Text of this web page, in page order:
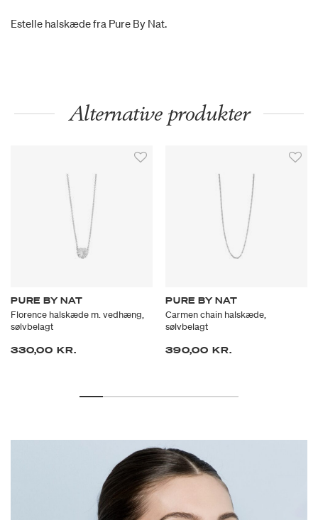
Estelle halskæde fra Pure By Nat.
Alternative produkter
PURE BY NAT
Florence halskæde m. vedhæng,
sølvbelagt
330,00 KR.
PURE BY NAT
Carmen chain halskæde,
sølvbelagt
390,00 KR.